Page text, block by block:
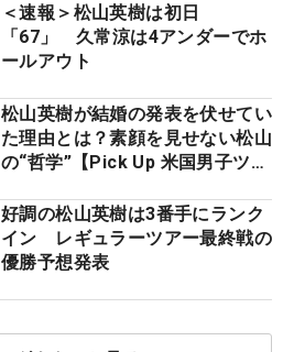
＜速報＞松山英樹は初日
「67」 久常涼は4アンダーでホ
ールアウト
松山英樹が結婚の発表を伏せてい
た理由とは？素顔を見せない松山
の“哲学”【Pick Up 米国男子ツア
好調の松山英樹は3番手にランク
イン レギュラーツアー最終戦の
優勝予想発表